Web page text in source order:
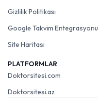
Gizlilik Politikası
Google Takvim Entegrasyonu
Site Haritası
PLATFORMLAR
Doktorsitesi.com
Doktorsitesi.az